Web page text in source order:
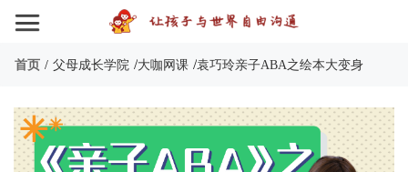
首页 / 父母成长学院 /大咖网课 /袁巧玲亲子ABA之绘本大变身